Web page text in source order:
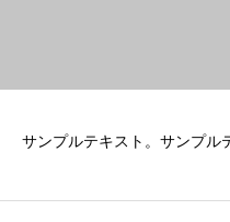
サンプルテキスト。サンプル